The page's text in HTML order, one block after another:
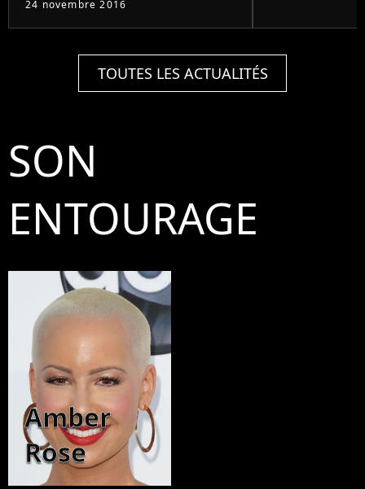
24 novembre 2016
TOUTES LES ACTUALITÉS
SON
ENTOURAGE
Amber
Rose